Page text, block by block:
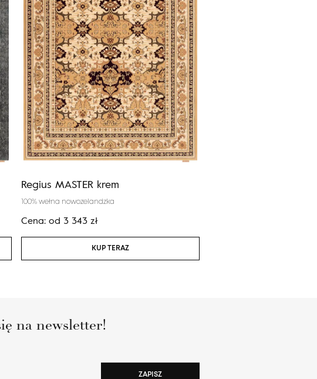
Regius MASTER krem
100% wełna nowozelandzka
Cena: od 3 343 zł
KUP TERAZ
na newsletter!
ZAPISZ